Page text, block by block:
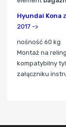
Hyundai Kona
2017 ->
nośność 60 kg
Montaż na
kompatybilny
załączniku